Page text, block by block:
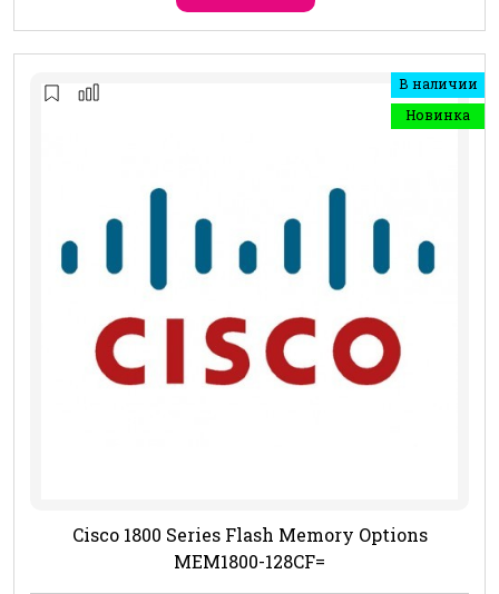
В наличии
Новинка
Cisco 1800 Series Flash Memory Options
MEM1800-128CF=